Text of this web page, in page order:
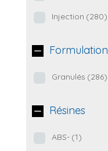
Injection (280)
Formulation
Granulés (286)
Résines
ABS- (1)